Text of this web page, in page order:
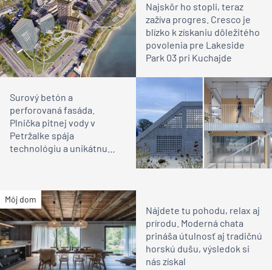
Najskôr ho stopli, teraz
zažíva progres. Cresco je
blízko k získaniu dôležitého
povolenia pre Lakeside
Park 03 pri Kuchajde
Surový betón a
perforovaná fasáda.
Plnička pitnej vody v
Petržalke spája
technológiu a unikátnu
Môj dom
Nájdete tu pohodu, relax aj
prírodu. Moderná chata
prináša útulnosť aj tradičnú
horskú dušu, výsledok si
nás získal